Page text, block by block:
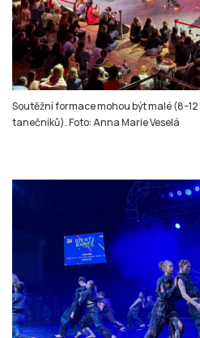
Soutěžní formace mohou být malé
tanečníků). Foto: Anna Marie Veselá